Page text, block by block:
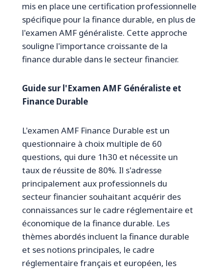
mis en place une certification professionnelle
spécifique pour la finance durable, en plus de
l'examen AMF généraliste. Cette approche
souligne l'importance croissante de la
finance durable dans le secteur financier.
Guide sur l'Examen AMF Généraliste et
Finance Durable
L'examen AMF Finance Durable est un
questionnaire à choix multiple de 60
questions, qui dure 1h30 et nécessite un
taux de réussite de 80%. Il s'adresse
principalement aux professionnels du
secteur financier souhaitant acquérir des
connaissances sur le cadre réglementaire et
économique de la finance durable. Les
thèmes abordés incluent la finance durable
et ses notions principales, le cadre
réglementaire français et européen, les